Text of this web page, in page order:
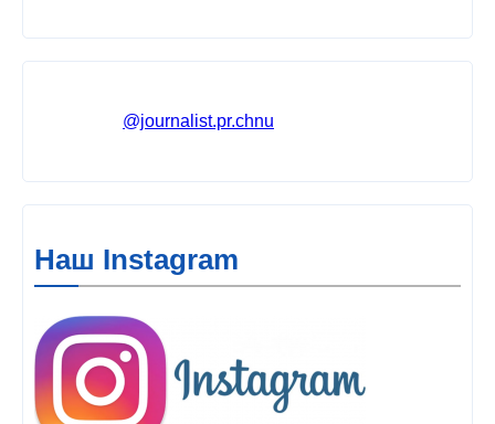
@journalist.pr.chnu
Наш Instagram